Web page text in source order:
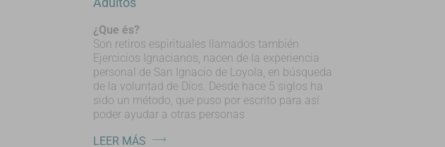
¿Que és?
Son retiros espirituales llamados también
Ejercicios Ignacianos, nacen de la experiencia
personal de San Ignacio de Loyola, en búsqueda
de la voluntad de Dios. Desde hace 5 siglos ha
sido un método, que puso por escrito para así
poder ayudar a otras personas
LEER MÁS